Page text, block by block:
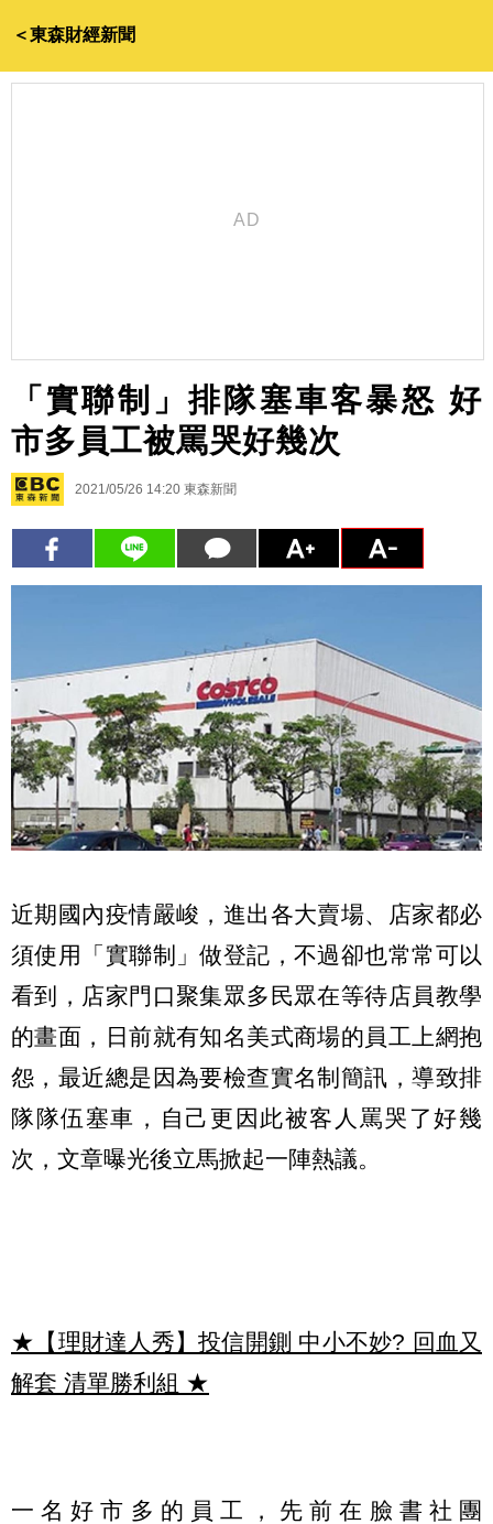
＜東森財經新聞
「實聯制」排隊塞車客暴怒 好
市多員工被罵哭好幾次
2021/05/26 14:20 東森新聞
近期國內疫情嚴峻，進出各大賣場、店家都必
須使用「實聯制」做登記，不過卻也常常可以
看到，店家門口聚集眾多民眾在等待店員教學
的畫面，日前就有知名美式商場的員工上網抱
怨，最近總是因為要檢查實名制簡訊，導致排
隊隊伍塞車，自己更因此被客人罵哭了好幾
次，文章曝光後立馬掀起一陣熱議。
★【理財達人秀】投信開鍘 中小不妙? 回血又
解套 清單勝利組 ★
一名好市多的員工，先前在臉書社團